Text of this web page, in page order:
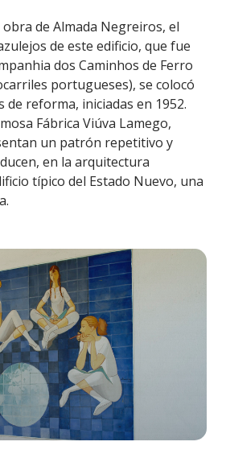
de Almada Negreiros, el
de este edificio, que fue
dos Caminhos de Ferro
portugueses), se colocó
reforma, iniciadas en 1952.
Fábrica Viúva Lamego,
un patrón repetitivo y
en la arquitectura
típico del Estado Nuevo, una